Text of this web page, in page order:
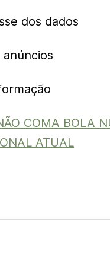
dos dados
COMA BOLA
ATUAL